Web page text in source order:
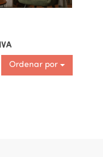
Ordenar por